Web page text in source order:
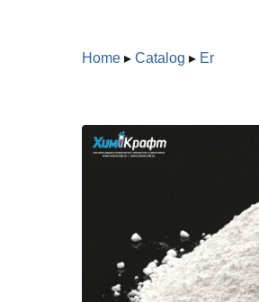
You are here
Home▸ Catalog ▸ Er